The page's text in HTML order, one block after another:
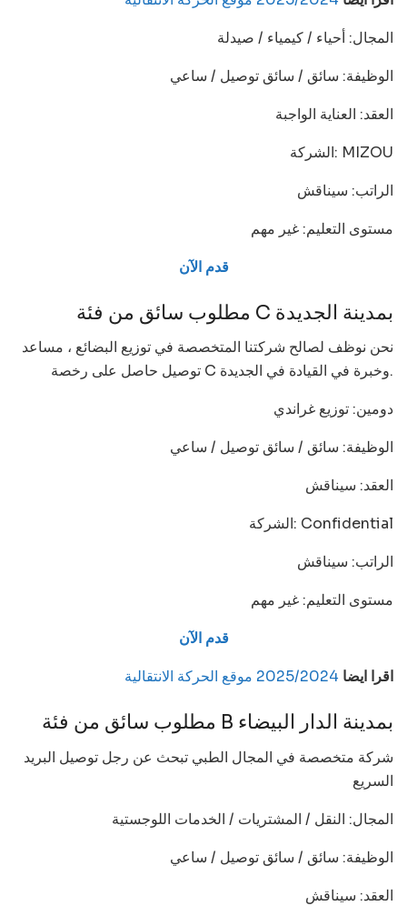
المجال: أحياء / كيمياء / صيدلة
الوظيفة: سائق / سائق توصيل / ساعي
العقد: العناية الواجبة
الشركة: MIZOU
الراتب: سيناقش
مستوى التعليم: غير مهم
قدم الآن
مطلوب سائق من فئة C بمدينة الجديدة
نحن نوظف لصالح شركتنا المتخصصة في توزيع البضائع ، مساعد
توصيل حاصل على رخصة C وخبرة في القيادة في الجديدة.
دومين: توزيع غراندي
الوظيفة: سائق / سائق توصيل / ساعي
العقد: سيناقش
الشركة: Confidential
الراتب: سيناقش
مستوى التعليم: غير مهم
قدم الآن
اقرا ايضا 2025/2024 موقع الحركة الانتقالية
مطلوب سائق من فئة B بمدينة الدار البيضاء
شركة متخصصة في المجال الطبي تبحث عن رجل توصيل البريد
السريع
المجال: النقل / المشتريات / الخدمات اللوجستية
الوظيفة: سائق / سائق توصيل / ساعي
العقد: سيناقش